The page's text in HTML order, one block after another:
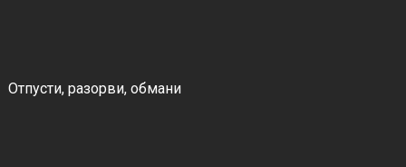
Отпусти, разорви, обмани